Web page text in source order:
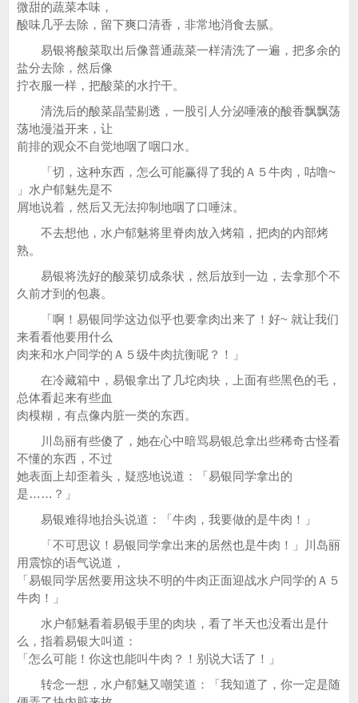
微甜的蔬菜本味，
酸味几乎去除，留下爽口清香，非常地消食去腻。
易银将酸菜取出后像普通蔬菜一样清洗了一遍，把多余的
盐分去除，然后像
拧衣服一样，把酸菜的水拧干。
清洗后的酸菜晶莹剔透，一股引人分泌唾液的酸香飘飘荡
荡地漫溢开来，让
前排的观众不自觉地咽了咽口水。
「切，这种东西，怎么可能赢得了我的Ａ５牛肉，咕噜~
」水户郁魅先是不
屑地说着，然后又无法抑制地咽了口唾沫。
不去想他，水户郁魅将里脊肉放入烤箱，把肉的内部烤
熟。
易银将洗好的酸菜切成条状，然后放到一边，去拿那个不
久前才到的包裹。
「啊！易银同学这边似乎也要拿肉出来了！好~ 就让我们
来看看他要用什么
肉来和水户同学的Ａ５级牛肉抗衡呢？！」
在冷藏箱中，易银拿出了几坨肉块，上面有些黑色的毛，
总体看起来有些血
肉模糊，有点像内脏一类的东西。
川岛丽有些傻了，她在心中暗骂易银总拿出些稀奇古怪看
不懂的东西，不过
她表面上却歪着头，疑惑地说道：「易银同学拿出的
是……？」
易银难得地抬头说道：「牛肉，我要做的是牛肉！」
「不可思议！易银同学拿出来的居然也是牛肉！」川岛丽
用震惊的语气说道，
「易银同学居然要用这块不明的牛肉正面迎战水户同学的Ａ５
牛肉！」
水户郁魅看着易银手里的肉块，看了半天也没看出是什
么，指着易银大叫道：
「怎么可能！你这也能叫牛肉？！别说大话了！」
转念一想，水户郁魅又嘲笑道：「我知道了，你一定是随